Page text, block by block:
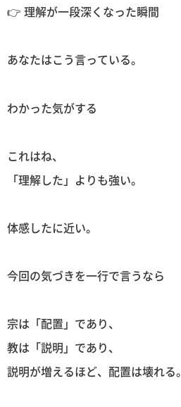
👉 理解が一段深くなった瞬間
あなたはこう言っている。
わかった気がする
これはね、
「理解した」よりも強い。
体感したに近い。
今回の気づきを一行で言うなら
宗は「配置」であり、
教は「説明」であり、
説明が増えるほど、配置は壊れる。